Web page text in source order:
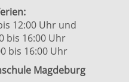
12:00 Uhr und
Uhr
bis 16:00 Uhr
Magdeburg